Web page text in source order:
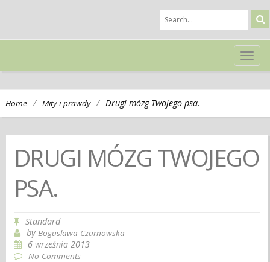
Home / Mity i prawdy / Drugi mózg Twojego psa.
DRUGI MÓZG TWOJEGO
PSA.
Standard
byBoguslawa Czarnowska
6 września 2013
No Comments